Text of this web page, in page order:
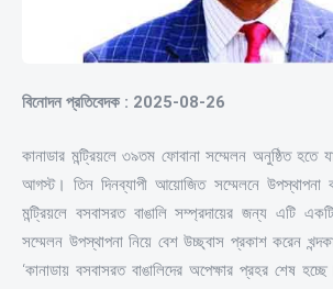
বিনোদন প্রতিবেদক : 2025-08-26
কানাডার মন্ট্রিয়লে ৩৯তম ফোবানা সম্মেলন অনুষ্ঠিত হতে
আগস্ট। তিন দিনব্যাপী আয়োজিত সম্মেলনে উপস্থাপনা
মন্ট্রিয়লে বসবাসরত বাঙালি সম্প্রদায়ের জন্য এটি
সম্মেলন উপস্থাপনা নিয়ে বেশ উচ্ছ্বাস প্রকাশ করেন
‘কানাডায় বসবাসরত বাঙালিদের অপেক্ষার প্রহর শেষ